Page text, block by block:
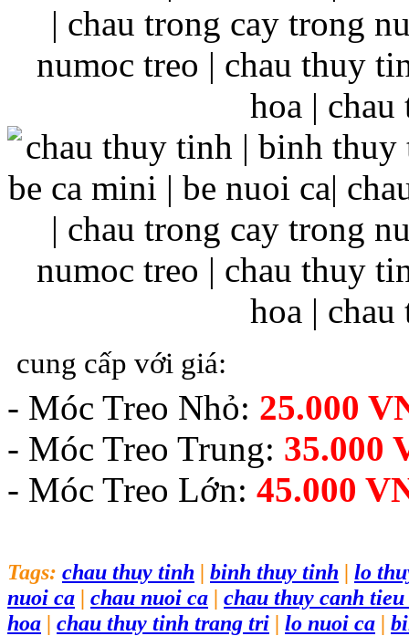
cung cấp với giá:
- Móc Treo Nhỏ: 25.000
- Móc Treo Trung: 35.000
- Móc Treo Lớn: 45.000
Tags: chau thuy tinh | binh thuy tinh | lo
nuoi ca | chau nuoi ca | chau thuy canh
hoa | chau thuy tinh trang tri | lo nuoi ca |